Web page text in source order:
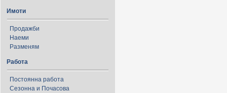
Имоти
Продажби
Наеми
Разменям
Работа
Постоянна работа
Сезонна и Почасова